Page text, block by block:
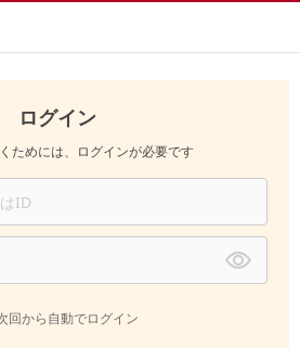
ログイン
ためには、ログインが必要です
回から自動でログイン